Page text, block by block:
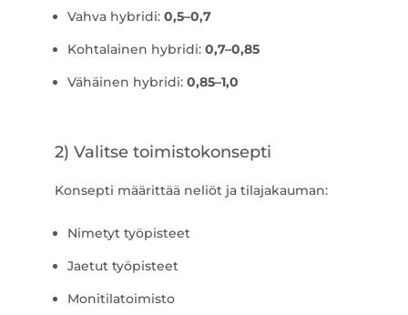
Vahva hybridi: 0,5–0,7
Kohtalainen hybridi: 0,7–0,85
Vähäinen hybridi: 0,85–1,0
2) Valitse toimistokonsepti
Konsepti määrittää neliöt ja tilajakauman:
Nimetyt työpisteet
Jaetut työpisteet
Monitilatoimisto